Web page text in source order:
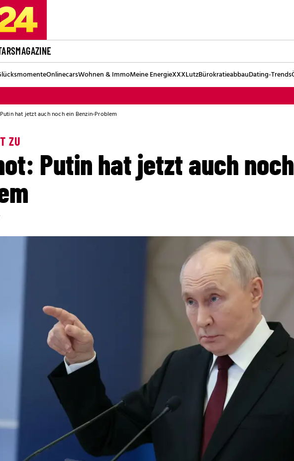
MAGAZINE
OnlinecarsWohnen & ImmoMeine EnergieXXXLutzBürokratieabbauDating-Trends
hat jetzt auch noch ein Benzin-Problem
ZU
Putin hat jetzt auch